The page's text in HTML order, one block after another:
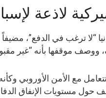
لاذعة
“لا ترغب في الدفع”،
ووصف موقفها بأنه “غير
مع الأمن الأوروبي
حول مستويات الإنفاق